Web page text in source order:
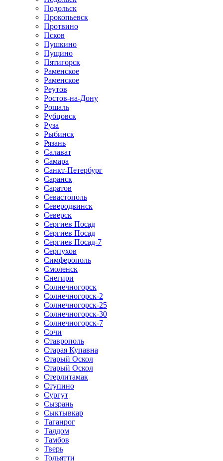
Подольск
Прокопьевск
Протвино
Псков
Пушкино
Пущино
Пятигорск
Раменское
Раменское
Реутов
Ростов-на-Дону
Рошаль
Рубцовск
Руза
Рыбинск
Рязань
Салават
Самара
Санкт-Петербург
Саранск
Саратов
Севастополь
Северодвинск
Северск
Сергиев Посад
Сергиев Посад
Сергиев Посад-7
Серпухов
Симферополь
Смоленск
Снегири
Солнечногорск
Солнечногорск-2
Солнечногорск-25
Солнечногорск-30
Солнечногорск-7
Сочи
Ставрополь
Старая Купавна
Старый Оскол
Старый Оскол
Стерлитамак
Ступино
Сургут
Сызрань
Сыктывкар
Таганрог
Талдом
Тамбов
Тверь
Тольятти